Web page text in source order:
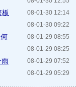
08-01-30 12:14
08-01-30 09:22
08-01-29 08:55
08-01-29 08:25
08-01-29 07:52
雨
08-01-29 05:29